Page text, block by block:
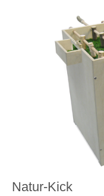
Natur-Kick